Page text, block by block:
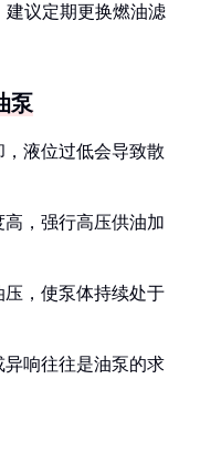
建议定期更换燃油滤
泵
，液位过低会导致散
高，强行高压供油加
压，使泵体持续处于
异响往往是油泵的求